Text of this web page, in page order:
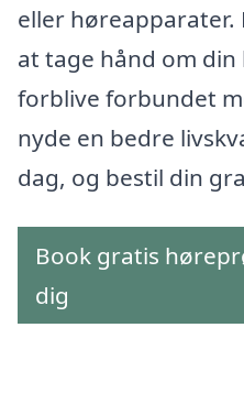
eller høreapparater.
at tage hånd om din
forblive forbundet
nyde en bedre
dag, og bestil din
Book gratis
dig